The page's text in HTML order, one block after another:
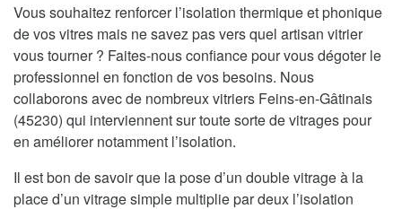
Vous souhaitez renforcer l’isolation thermique et phonique
de vos vitres mais ne savez pas vers quel artisan vitrier
vous tourner ? Faites-nous confiance pour vous dégoter le
professionnel en fonction de vos besoins. Nous
collaborons avec de nombreux vitriers Feins-en-Gâtinais
(45230) qui interviennent sur toute sorte de vitrages pour
en améliorer notamment l’isolation.
Il est bon de savoir que la pose d’un double vitrage à la
place d’un vitrage simple multiplie par deux l’isolation